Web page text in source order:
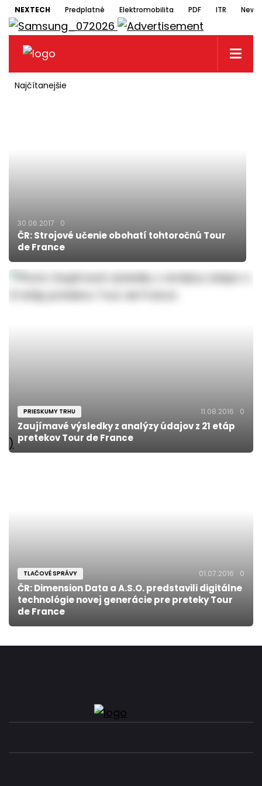
NEXTECH Predplatné Elektromobilita PDF ITR
Najčítanejšie
30.06.2017 0
ČR: Strojové učenie obohatí tohtoročnú Tour
de France
)
PRIESKUMY TRHU 11.08.2016 0
Zaujímavé výsledky z analýzy údajov z 21 etáp
pretekov Tour de France
TLAČOVÉ SPRÁVY 01.07.2016 0
ČR: Dimension Data a A.S.O. predstavili digitálne
technológie novej generácie pre preteky Tour
de France